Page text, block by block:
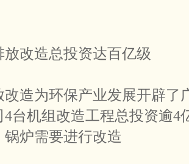
放改造总投资达百亿级
造为环保产业发展开辟了
4台机组改造工程总投资逾4
锅炉需要进行改造